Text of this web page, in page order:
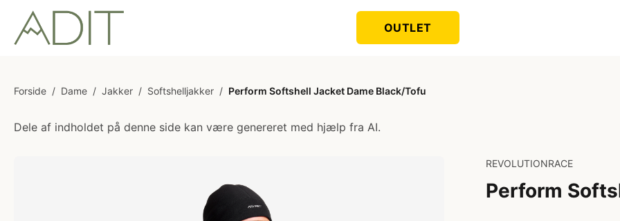
OUTLET
Forside / Dame / Jakker / Softshelljakker / Perform Softshell Jacket Dame Black/Tofu
Dele af indholdet på denne side kan være genereret med hjælp fra AI.
REVOLUTIONRACE
Perform